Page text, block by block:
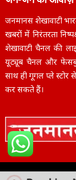
जनमानस शेखावाटी
खबरों में निरंतरता
शेखावाटी चैनल की
यूट्यूब चैनल और
साथ ही गूगल प्ले स्टोर
कर सकते हैं।
Copyright © 2025